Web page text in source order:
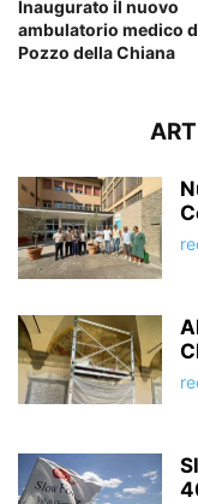
Inaugurato il nuovo
ambulatorio medico
Pozzo della Chiana